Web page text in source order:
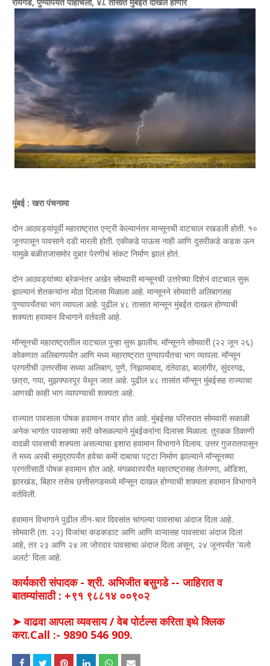
मुंबई : खरा पंचनामा
दोन आठवड्यांपूर्वी महाराष्ट्रात एन्ट्री केल्यानंतर मान्सूनची वाटचाल रखडली होती. १०
जूनपासून पावसाने दडी मारली होती. एकीकडे पाऊस नाही आणि दुसरीकडे कडक ऊन
यामुळे बळीराजासमोर दुबार पेरणीचं संकट निर्माण झालं होतं.
दोन आठवड्यांच्या ब्रेकनंतर अखेर सोमवारी मान्सूनची उत्तरेच्या दिशेनं वाटचाल सुरू
झाल्यानं शेतकऱ्यांना मोठा दिलासा मिळाला आहे. मान्सूनने सोमवारी अलिबागसह
पुण्यापर्यंतचा भाग व्यापला आहे. पुढील ४८ तासात मान्सून मुंबईत दाखल होण्याची
शक्यता हवामान विभागाने वर्तवली आहे.
मॉन्सूनची महाराष्ट्रातील वाटचाल पुन्हा सुरू झालीय. मॉन्सूनने सोमवारी (२२ जून २६)
कोकणात अलिबागपर्यंत आणि मध्य महाराष्ट्रात पुण्यापर्यंतचा भाग व्यापला. मॉन्सून
प्रगतीची उत्तरसीमा सध्या अलिबाग, पुणे, निझामाबाद, दंतेवाडा, बालांगीर, सुंदरगढ,
छत्रा, गया, मुझफ्फरपूर येथून जात आहे. पुढील ४८ तासांत मॉन्सून मुंबईसह राज्याचा
आणखी काही भाग व्यापण्याची शक्यता आहे.
राज्यात पावसाला पोषक हवामान तयार होत आहे. मुंबईसह परिसरात सोमवारी सकाळी
अनेक भागांत पावसाच्या सरी कोसळल्याने मुंबईकरांना दिलासा मिळाला. तुरळक ठिकाणी
वादळी पावसाची शक्यता असल्याचा इशारा हवामान विभागाने दिलाय. उत्तर गुजरातपासून
ते मध्य अरबी समुद्रापर्यंत हवेचा कमी दाबाचा पट्टा निर्माण झाल्याने मॉन्सूनच्या
प्रगतीसाठी पोषक हवामान होत आहे. मंगळवारपर्यंत महाराष्ट्रासह तेलंगणा, ओडिशा,
झारखंड, बिहार तसेच छत्तीसगडमध्ये मॉन्सून दाखल होण्याची शक्यता हवामान विभागाने
वर्तविली.
हवामान विभागाने पुढील तीन-चार दिवसांत चांगल्या पावसाचा अंदाज दिला आहे.
सोमवारी (ता. २२) विजांचा कडकडाट आणि आणि वाऱ्यासह पावसाचा अंदाज दिला
आहे, तर २३ आणि २४ ला जोरदार पावसाचा अंदाज दिला असून, २४ जूनपर्यंत 'यलो
अलर्ट' दिला आहे.
कार्यकारी संपादक - श्री. अभिजीत बसुगडे -- जाहिरात व
बातम्यांसाठी : +९१ ९८८१४ ००९०२
➤ वाढवा आपला व्यवसाय / वेब पोर्टल्स करिता इथे क्लिक
करा.Call :- 9890 546 909.